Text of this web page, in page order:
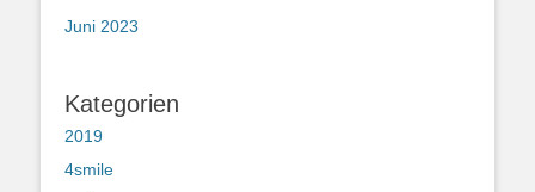
Juni 2023
Kategorien
2019
4smile